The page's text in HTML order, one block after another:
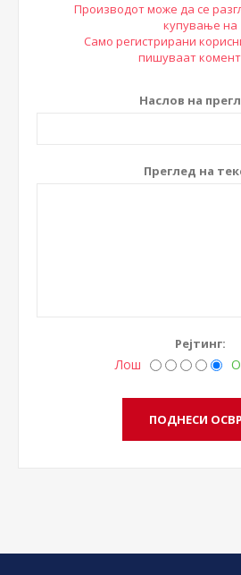
Производот може да се
купување на
Само регистрирани
пишуваат
Наслов на
Преглед на
Рејтинг:
Лош